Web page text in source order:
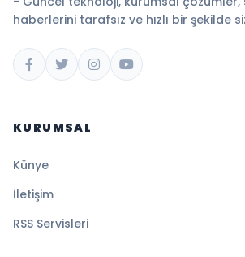
haberlerini tarafsız ve hızlı bir şekilde
KURUMSAL
Künye
İletişim
RSS Servisleri